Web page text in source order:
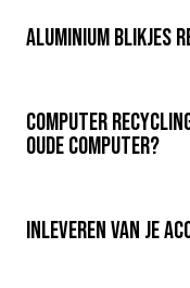
Veiligheid
Aluminium blikjes
Veiligheid
Computer
oude computer?
Veiligheid
Inleveren van je